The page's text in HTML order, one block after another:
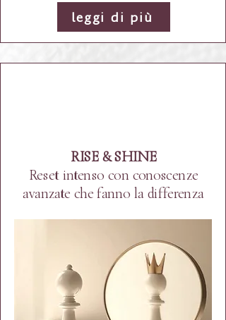
leggi di più
RISE & SHINE
Reset intenso con conoscenze
avanzate che fanno la differenza